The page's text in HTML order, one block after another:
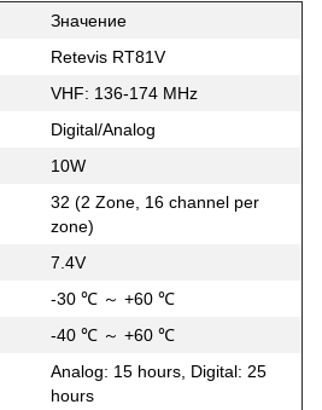
Значение
Retevis RT81V
VHF: 136-174 MHz
Digital/Analog
10W
32 (2 Zone, 16 channel per
zone)
7.4V
-30 ℃ ～ +60 ℃
-40 ℃ ～ +60 ℃
Analog: 15 hours, Digital: 25
hours